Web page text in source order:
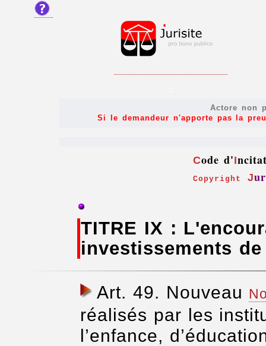
Actore non
Si le demandeur n'apporte pas la
Code d'I
Copyright J
TITRE IX :
investissements
Art. 49. Nouveau
réalisés par les
l’enfance,